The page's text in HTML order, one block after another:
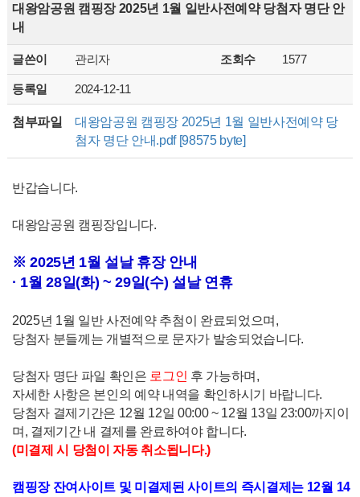
대왕암공원 캠핑장 2025년 1월 일반사전예약 당첨자 명단 안
내
글쓴이 관리자 조회수 1577
등록일 2024-12-11
첨부파일
대왕암공원 캠핑장 2025년 1월 일반사전예약 당
첨자 명단 안내.pdf [98575 byte]
반갑습니다.
대왕암공원 캠핑장입니다.
※ 2025년 1월 설날 휴장 안내
· 1월 28일(화) ~ 29일(수) 설날 연휴
2025년 1월 일반 사전예약 추첨이 완료되었으며,
당첨자 분들께는 개별적으로 문자가 발송되었습니다.
당첨자 명단 파일 확인은 로그인 후 가능하며,
자세한 사항은 본인의 예약 내역을 확인하시기 바랍니다.
당첨자 결제기간은 12월 12일 00:00 ~ 12월 13일 23:00까지이
며, 결제기간 내 결제를 완료하여야 합니다.
(미결제 시 당첨이 자동 취소됩니다.)
캠핑장 잔여사이트 및 미결제된 사이트의 즉시결제는 12월 14